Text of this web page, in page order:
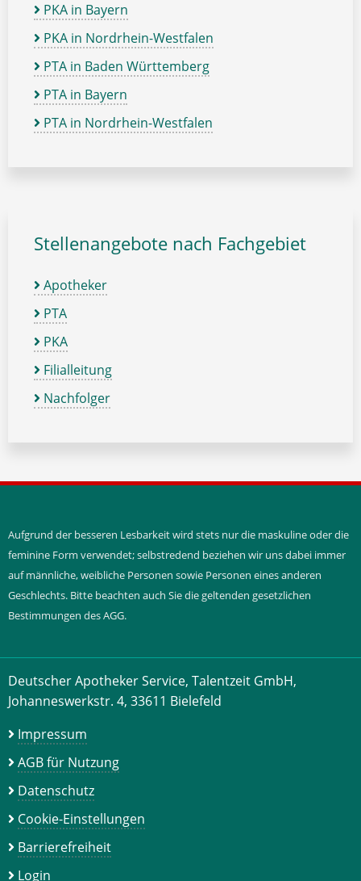
PKA in Bayern
PKA in Nordrhein-Westfalen
PTA in Baden Württemberg
PTA in Bayern
PTA in Nordrhein-Westfalen
Stellenangebote nach Fachgebiet
Apotheker
PTA
PKA
Filialleitung
Nachfolger
Aufgrund der besseren Lesbarkeit wird stets nur die maskuline oder die
feminine Form verwendet; selbstredend beziehen wir uns dabei immer
auf männliche, weibliche Personen sowie Personen eines anderen
Geschlechts. Bitte beachten auch Sie die geltenden gesetzlichen
Bestimmungen des AGG.
Deutscher Apotheker Service, Talentzeit GmbH,
Johanneswerkstr. 4, 33611 Bielefeld
Impressum
AGB für Nutzung
Datenschutz
Cookie-Einstellungen
Barrierefreiheit
Login